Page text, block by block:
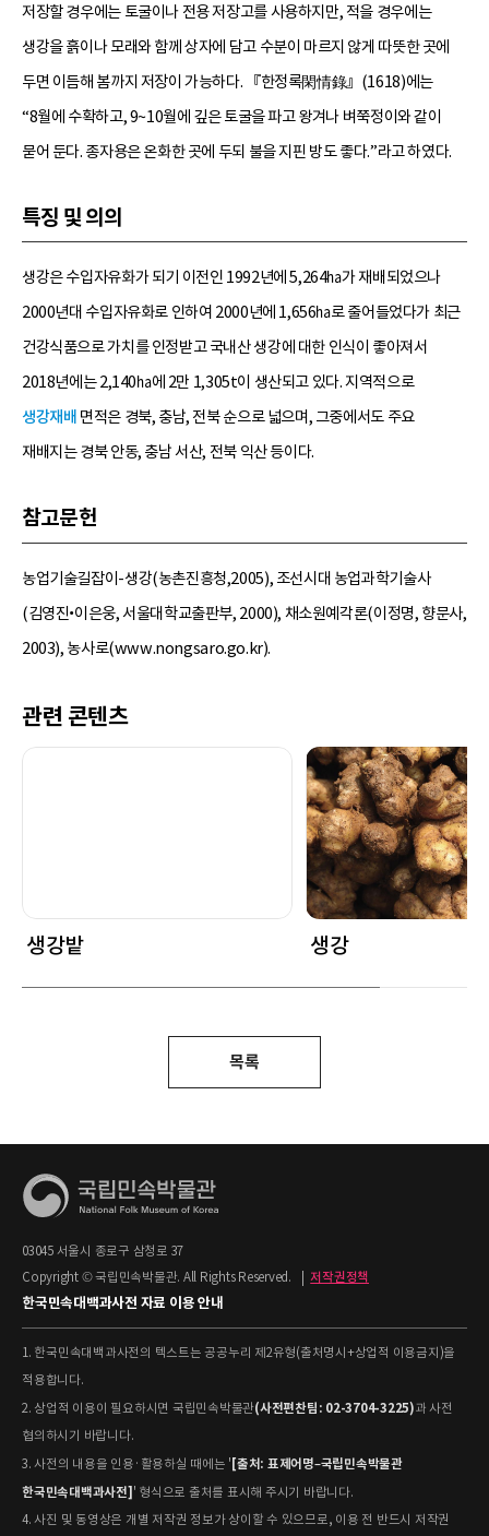
저장할 경우에는 토굴이나 전용 저장고를 사용하지만, 적을 경우에는
생강을 흙이나 모래와 함께 상자에 담고 수분이 마르지 않게 따뜻한 곳에
두면 이듬해 봄까지 저장이 가능하다. 『한정록閑情錄』(1618)에는
“8월에 수확하고, 9~10월에 깊은 토굴을 파고 왕겨나 벼쭉정이와 같이
묻어 둔다. 종자용은 온화한 곳에 두되 불을 지핀 방도 좋다.”라고 하였다.
특징 및 의의
생강은 수입자유화가 되기 이전인 1992년에 5,264㏊가 재배되었으나
2000년대 수입자유화로 인하여 2000년에 1,656㏊로 줄어들었다가 최근
건강식품으로 가치를 인정받고 국내산 생강에 대한 인식이 좋아져서
2018년에는 2,140㏊에 2만 1,305t이 생산되고 있다. 지역적으로
생강재배 면적은 경북, 충남, 전북 순으로 넓으며, 그중에서도 주요
재배지는 경북 안동, 충남 서산, 전북 익산 등이다.
참고문헌
농업기술길잡이-생강(농촌진흥청,2005), 조선시대 농업과학기술사
(김영진•이은웅, 서울대학교출판부, 2000), 채소원예각론(이정명, 향문사,
2003), 농사로(www.nongsaro.go.kr).
관련 콘텐츠
생강밭 생강
목록
03045 서울시 종로구 삼청로 37
Copyright © 국립민속박물관. All Rights Reserved.
저작권정책
한국민속대백과사전 자료 이용 안내
1. 한국민속대백과사전의 텍스트는 공공누리 제2유형(출처명시+상업적 이용금지)을
적용합니다.
2. 상업적 이용이 필요하시면 국립민속박물관(사전편찬팀: 02-3704-3225)과 사전
협의하시기 바랍니다.
3. 사전의 내용을 인용·활용하실 때에는 ' [출처: 표제어명–국립민속박물관
한국민속대백과사전] ' 형식으로 출처를 표시해 주시기 바랍니다.
4. 사진 및 동영상은 개별 저작권 정보가 상이할 수 있으므로, 이용 전 반드시 저작권